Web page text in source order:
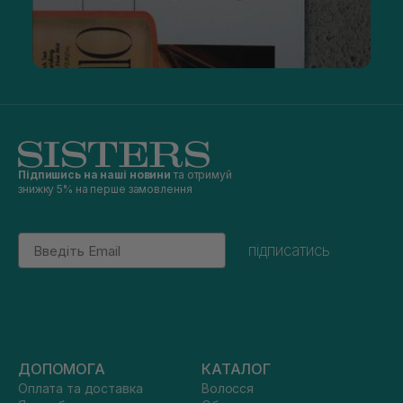
Підпишись на наші новини та отримуй
знижку 5% на перше замовлення
Email
підписатись
ДОПОМОГА
Оплата та доставка
КАТАЛОГ
Волосся